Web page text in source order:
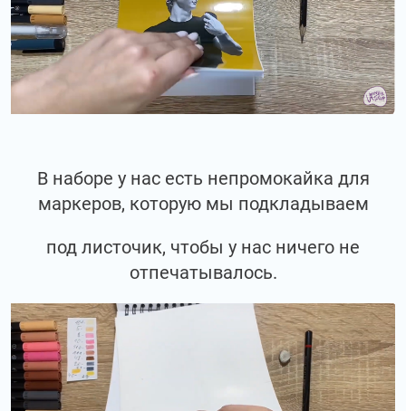
В наборе у нас есть непромокайка для
маркеров, которую мы подкладываем
под листочик, чтобы у нас ничего не
отпечатывалось.